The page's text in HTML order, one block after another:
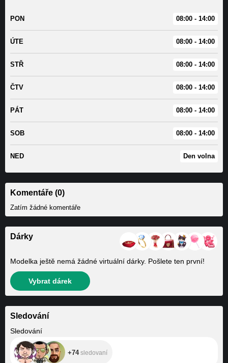
PON 08:00 - 14:00
ÚTE 08:00 - 14:00
STŘ 08:00 - 14:00
ČTV 08:00 - 14:00
PÁT 08:00 - 14:00
SOB 08:00 - 14:00
NED Den volna
Komentáře (0)
Zatím žádné komentáře
Dárky
Modelka ještě nemá žádné virtuální dárky. Pošlete ten první!
Vybrat dárek
Sledování
Sledování
+74sledovaní